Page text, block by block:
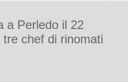
a Perledo il 22
chef di rinomati